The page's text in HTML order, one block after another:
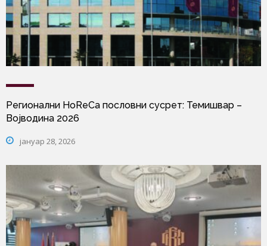
Регионални HoReCa пословни сусрет: Темишвар –
Војводина 2026
јануар 28, 2026